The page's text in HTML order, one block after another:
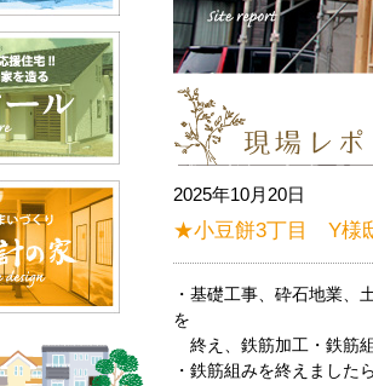
2025年10月20日
★小豆餅3丁目 Y様
・基礎工事、砕石地業、
を
終え、鉄筋加工・鉄筋
・鉄筋組みを終えました